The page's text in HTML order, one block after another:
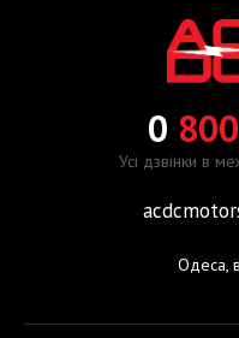
0
Усі дзвінки в
Одеса,